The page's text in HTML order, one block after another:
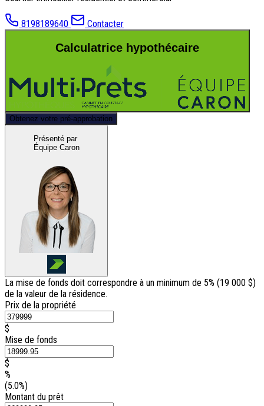
8198189640 Contacter
Calculatrice hypothécaire
Obtenez votre pré-approbation
Présenté par
Équipe Caron
La mise de fonds doit correspondre à un minimum de 5% (19 000 $)
de la valeur de la résidence.
Prix de la propriété
$
Mise de fonds
$
%
(5.0%)
Montant du prêt